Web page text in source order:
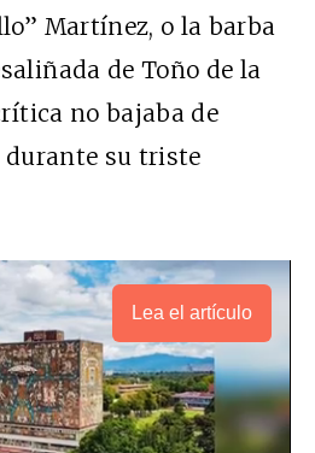
Martínez, o la barba
de Toño de la
no bajaba de
durante su triste
Lea el artículo